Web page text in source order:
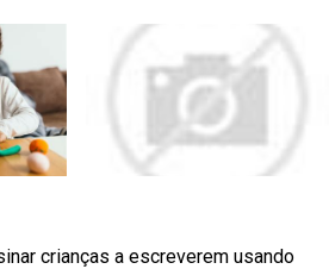
crianças a escreverem usando